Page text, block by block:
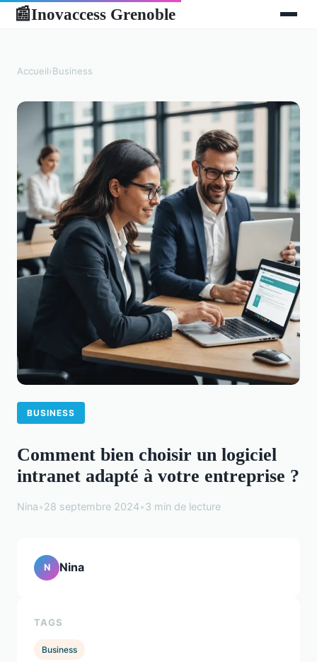
📰Inovaccess Grenoble
Accueil›Business
BUSINESS
Comment bien choisir un logiciel
intranet adapté à votre entreprise ?
Nina•28 septembre 2024•3 min de lecture
N Nina
TAGS
Business